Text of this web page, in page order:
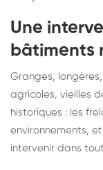
Une
bâtiments
Granges,
agricoles, vieilles
historiques : les
environnements,
intervenir dans